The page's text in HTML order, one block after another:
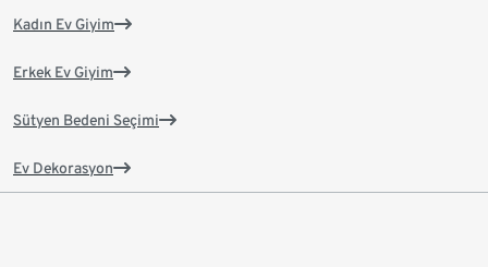
Kadın Ev Giyim
Erkek Ev Giyim
Sütyen Bedeni Seçimi
Ev Dekorasyon